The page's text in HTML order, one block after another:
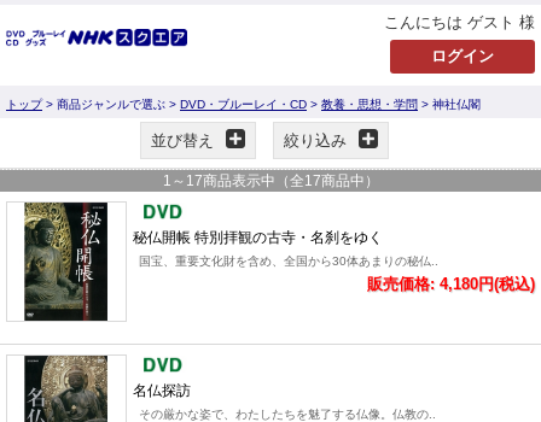
こんにちは ゲスト 様
トップ> 商品ジャンルで選ぶ > DVD・ブルーレイ・CD > 教養・思想・学問 > 神社仏閣
並び替え 絞り込み
1 ～ 17商品表示中（全17商品中）
秘仏開帳 特別拝観の古寺・名刹をゆく
国宝、重要文化財を含め、全国から30体あまりの秘仏..
販売価格: 4,180円(税込)
名仏探訪
その厳かな姿で、わたしたちを魅了する仏像。仏教の..